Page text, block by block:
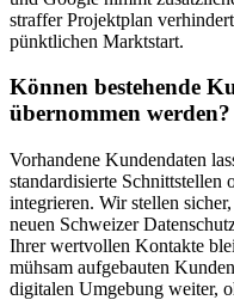
straffer Projektplan
pünktlichen Marktstart.
Können bestehende
übernommen werden?
Vorhandene Kundendaten
standardisierte Schnittstellen
integrieren. Wir stellen
neuen Schweizer
Ihrer wertvollen Kontakte
mühsam aufgebauten
digitalen Umgebung weiter,